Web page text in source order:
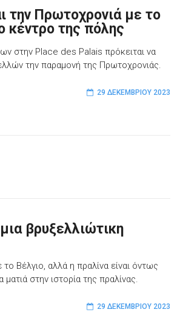
την Πρωτοχρονιά με το
κέντρο της πόλης
στην Place des Palais πρόκειται να
την παραμονή της Πρωτοχρονιάς.
29 ΔΕΚΕΜΒΡΊΟΥ 2023
βρυξελλιώτικη
Βέλγιο, αλλά η πραλίνα είναι όντως
στην ιστορία της πραλίνας.
29 ΔΕΚΕΜΒΡΊΟΥ 2023